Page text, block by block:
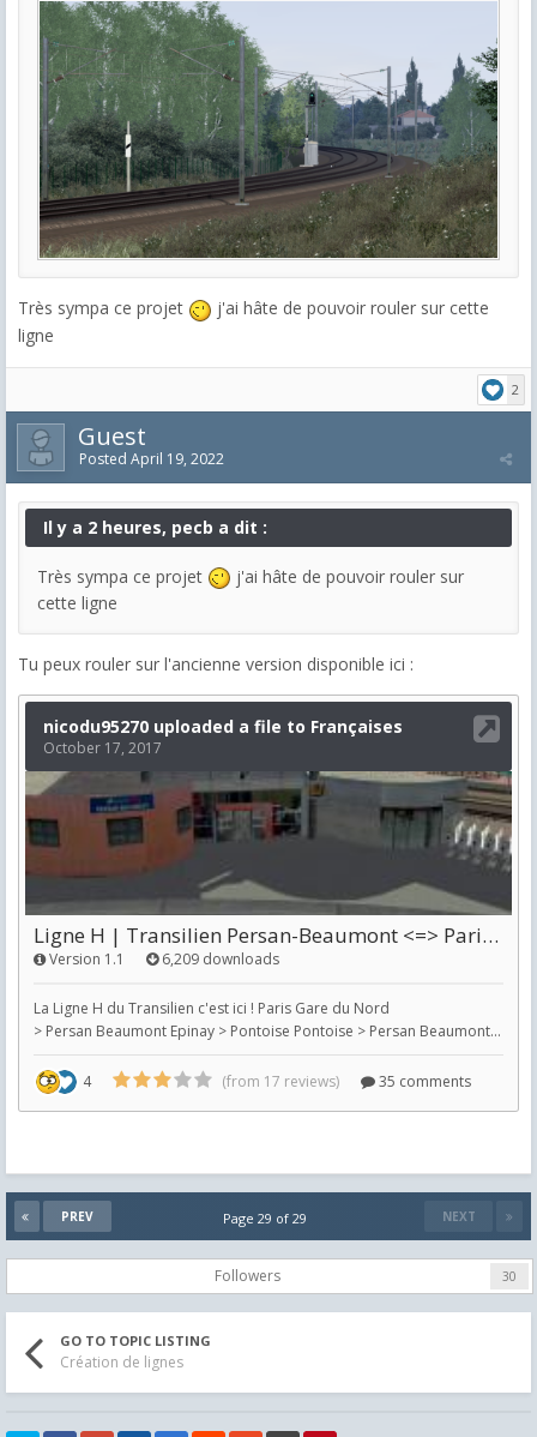
Très sympa ce projet
j'ai hâte de pouvoir rouler sur cette
ligne
2
Guest
Posted April 19, 2022
Il y a 2 heures, pecb a dit :
Très sympa ce projet
j'ai hâte de pouvoir rouler sur
cette ligne
Tu peux rouler sur l'ancienne version disponible ici :
PREV NEXT
Page 29 of 29
Followers 30
GO TO TOPIC LISTING
Création de lignes